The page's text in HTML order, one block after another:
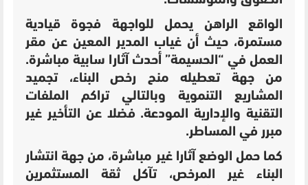
الواقع الراهن يحمل للواجهة فجوة قيادية
مستمرة، حيث أن غياب المدير المعين عن مقر
العمل في “الحسيمة” أحدث آثارا سابية مباشرة.
من جهة تعطيله منح رخص البناء،تجميد
المشاريع التنموية وبالتاليتراكم الملفات
التقنية والإدارية المودعة. فضلا عن التأخير غير
مبرر في المساطر.
كما حمل الوضع آثارا غير مباشرة، من جهة انتشار
البناء غير المرخص،تآكل ثقة المستثمرين